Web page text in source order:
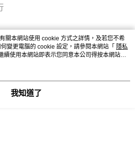
關本網站使用 cookie 方式之詳情，及若您不希
變更電腦的 cookie 設定，請參閱本網站「 隱私
續使用本網站即表示您同意本公司得按本網站使
。
我知道了